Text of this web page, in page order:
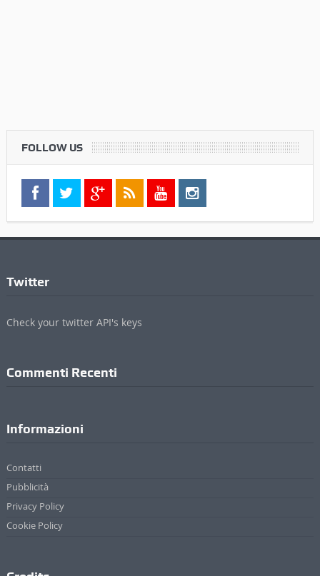
FOLLOW US
Twitter
Check your twitter API's keys
Commenti Recenti
Informazioni
Contatti
Pubblicità
Privacy Policy
Cookie Policy